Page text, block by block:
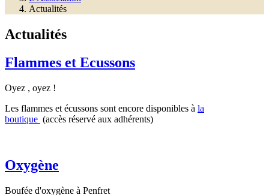
Actualités
Actualités
Flammes et Ecussons
Oyez , oyez !
Les flammes et écussons sont encore disponibles à la
boutique (accès réservé aux adhérents)
Oxygène
Boufée d'oxygène à Penfret